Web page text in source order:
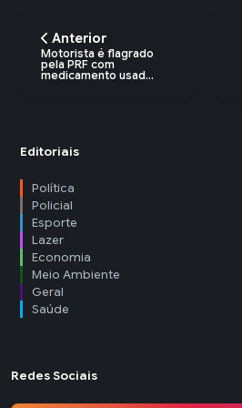
Anterior
Motorista é flagrado
pela PRF com
medicamento usad...
Editoriais
Política
Policial
Esporte
Lazer
Economia
Meio Ambiente
Geral
Saúde
Redes Sociais